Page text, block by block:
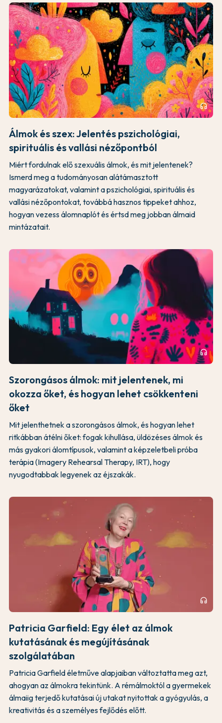
headphones
Álmok és szex: Jelentés pszichológiai,
spirituális és vallási nézőpontból
Miért fordulnak elő szexuális álmok, és mit jelentenek?
Ismerd meg a tudományosan alátámasztott
magyarázatokat, valamint a pszichológiai, spirituális és
vallási nézőpontokat, továbbá hasznos tippeket ahhoz,
hogyan vezess álomnaplót és értsd meg jobban álmaid
mintázatait.
headphones
Szorongásos álmok: mit jelentenek, mi
okozza őket, és hogyan lehet csökkenteni
őket
Mit jelenthetnek a szorongásos álmok, és hogyan lehet
ritkábban átélni őket: fogak kihullása, üldözéses álmok és
más gyakori álomtípusok, valamint a képzeletbeli próba
terápia (Imagery Rehearsal Therapy, IRT), hogy
nyugodtabbak legyenek az éjszakák.
headphones
Patricia Garfield: Egy élet az álmok
kutatásának és megújításának
szolgálatában
Patricia Garfield életműve alapjaiban változtatta meg azt,
ahogyan az álmokra tekintünk. A rémálmoktól a gyermekek
álmaiig terjedő kutatásai új utakat nyitottak a gyógyulás, a
kreativitás és a személyes fejlődés előtt.